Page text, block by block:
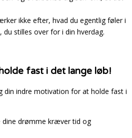
ikke efter, hvad du egentlig føler i
stilles over for i din hverdag.
fast i det lange løb!
din indre motivation for at holde fast i
dine drømme kræver tid og